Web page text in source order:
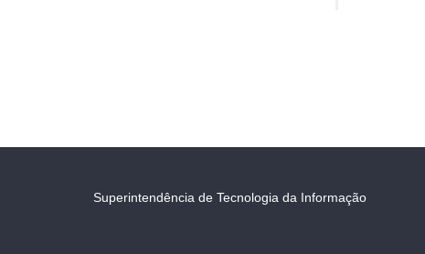
Superintendência de Tecnologia da Informação